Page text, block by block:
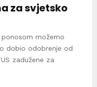
za svjetsko
možemo
dobio odobrenje od
zadužene za